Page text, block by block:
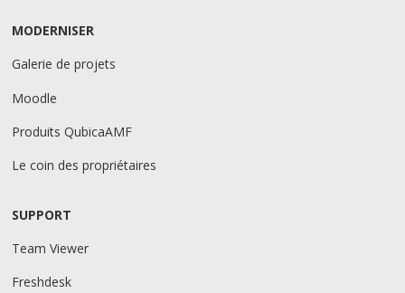
MODERNISER
Galerie de projets
Moodle
Produits QubicaAMF
Le coin des propriétaires
SUPPORT
Team Viewer
Freshdesk